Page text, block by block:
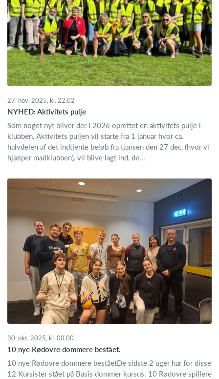
27. nov. 2025, kl. 22.02
NYHED: Aktivitets pulje
Som noget nyt bliver der i 2026 oprettet en aktivitets pulje i
klubben. Aktivitets puljen vil starte fra 1 januar hvor ca.
halvdelen af det indtjente beløb fra tjansen den 27 dec, (hvor vi
hjælper madklubben), vil blive lagt ind, de...
30. okt. 2025, kl. 00.00
10 nye Rødovre dommere bestået.
10 nye Rødovre dommere beståetDe sidste 2 uger har for disse
12 Kursister stået på Basis dommer kursus. 10 Rødovre spillere